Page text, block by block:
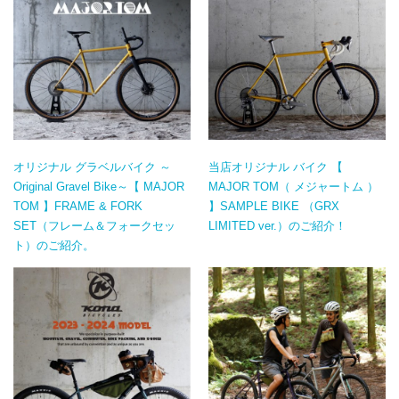
オリジナル グラベルバイク ～
Original Gravel Bike～【 MAJOR
TOM 】FRAME & FORK
SET（フレーム＆フォークセッ
ト）のご紹介。
当店オリジナル バイク 【
MAJOR TOM（ メジャートム ）
】SAMPLE BIKE （GRX
LIMITED ver.）のご紹介！